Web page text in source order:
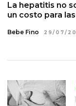
La hepatitis no
un costo para
Bebe Fino 29/07/